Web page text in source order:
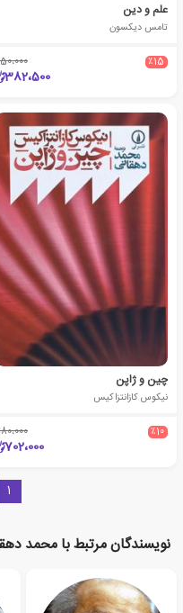
علم و دین
تامس دیکسون
٪15
382،500
چین و ژاپن
نیکوس کازانتزاکیس
٪10
702،000
1
نویسندگان مرتبط با محمد